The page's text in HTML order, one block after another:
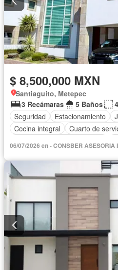
$ 8,500,000 MXN
Santiaguito, Metepec
3 Recámaras
5 Baños
Seguridad
Estacionamiento
Cocina integral
Cuarto de
Despacho
Vista panorámica
06/07/2026 en - CONSBER ASESORIA